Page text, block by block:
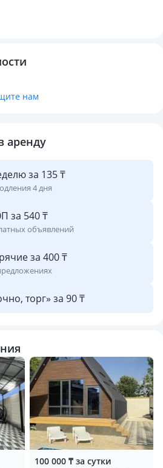
50 000тг
нам
аренду
за 135 ₸
4 дня
за 540 ₸
объявлений
за 400 ₸
торг» за 90 ₸
100 000 ₸ за сутки